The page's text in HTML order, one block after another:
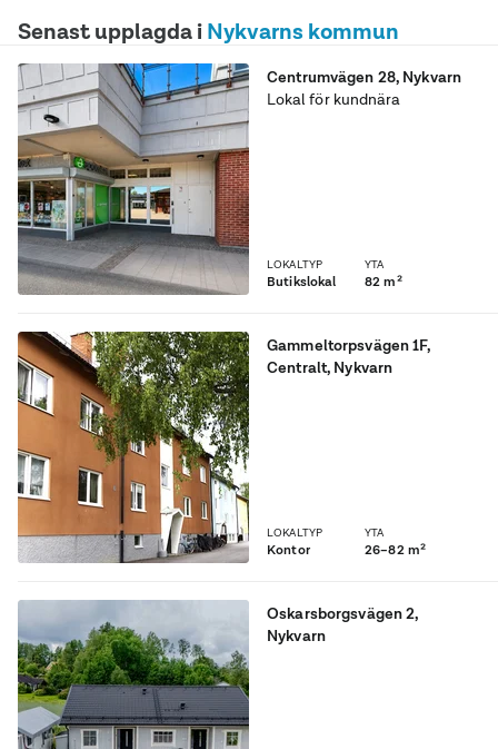
Senast upplagda i Nykvarns kommun
Centrumvägen 28, Nykvarn
Lokal för kundnära
LOKALTYP
Butikslokal
YTA
82 m²
Gammeltorpsvägen 1F,
Centralt, Nykvarn
LOKALTYP
Kontor
YTA
26–82 m²
Oskarsborgsvägen 2,
Nykvarn